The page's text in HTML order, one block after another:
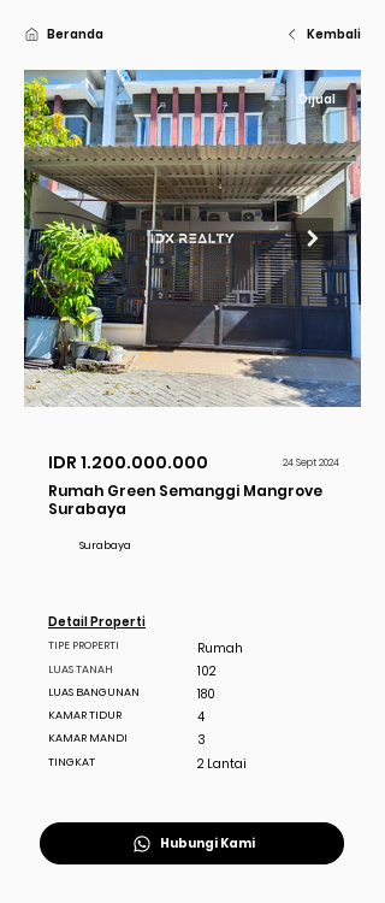
Beranda Kembali
Dijual
IDR 1.200.000.000 24 Sept 2024
Rumah Green Semanggi Mangrove
Surabaya
Surabaya
Detail Properti
TIPE PROPERTI
LUAS TANAH
LUAS BANGUNAN
KAMAR TIDUR
KAMAR MANDI
TINGKAT
Rumah
102
180
4
3
2 Lantai
Hubungi Kami